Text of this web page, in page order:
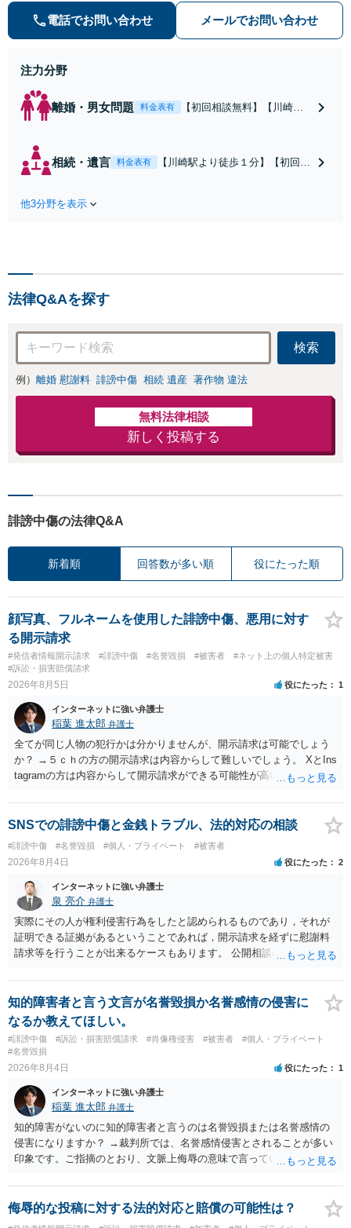
みます。クチコミ・リピーターの方
も多数。お気軽にお問い合わせ下さ
電話でお問い合わせ メールでお問い合わせ
注力分野
離婚・男女問題 料金表有
【初回相談無料】【川崎駅
割・婚姻費用・養育費・財
相続・遺言 料金表有
【川崎駅より徒歩１分】【初回相
他3分野を表示
法律Q&Aを探す
検索
例） 離婚 慰謝料 誹謗中傷 相続 遺産 著作物 違法
無料法律相談
新しく投稿する
誹謗中傷の法律Q&A
新着順 回答数が多い順 役にたった順
顔写真、フルネームを使用した誹謗中傷、悪用に対す
る開示請求
#発信者情報開示請求 #誹謗中傷 #名誉毀損 #被害者
#ネット上の個人特定被害
#訴訟・損害賠償請求
2026年8月5日 役にたった 1
インターネットに強い弁護士
稲葉 進太郎 弁護士
全てが同じ人物の犯行かは分かりませんが、開示請求は可能でしょう
か？ →５ｃｈの方の開示請求は内容からして難しいでしょう。 XとIns
tagramの方は内容からして開示請求ができる可能性が高いでしょう。
いでしょう。７月中にアカウントが削除されている場合、今から進め
ても失敗する可能性が高いように思われます。 相手を特定できた場
合、相手に全ての弁護士費用を負担させることは可能でしょうか？ →
訴訟外の交渉で相手方が認めれば負担させることができるでしょう。
訴訟で判決となった場合は、実際の弁護士費用が認められる場合と認
められない場合があり何ともいえないところでしょう。
SNSでの誹謗中傷と金銭トラブル、法的対応の相談
#誹謗中傷 #名誉毀損 #個人・プライベート #被害者
2026年8月4日 役にたった 2
インターネットに強い弁護士
泉 亮介 弁護士
実際にその人が権利侵害行為をしたと認められるものであり，それが
証明できる証拠があるということであれば，開示請求を経ずに慰謝料
請求等を行うことが出来るケースもあります。 公開相談の場では回答
に個別に相談されると良いでしょう。
知的障害者と言う文言が名誉毀損か名誉感情の侵害に
なるか教えてほしい。
#誹謗中傷 #訴訟・損害賠償請求 #肖像権侵害 #被害者
#個人・プライベート
#名誉毀損
2026年8月4日 役にたった 1
インターネットに強い弁護士
稲葉 進太郎 弁護士
知的障害がないのに知的障害者と言うのは名誉毀損または名誉感情の
侵害になりますか？ →裁判所では、名誉感情侵害とされることが多い
印象です。ご指摘のとおり、文脈上侮辱の意味で言っている点も加味
侮辱的な投稿に対する法的対応と賠償の可能性は？